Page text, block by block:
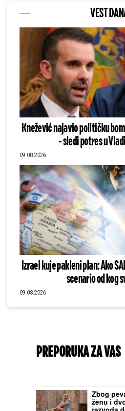
VEST
Knežević najavio političku
- sledi potres u
09.08.2026
Izrael kuje pakleni plan: Ako
scenario od kog
09.08.2026
PREPORUKA ZA VAS